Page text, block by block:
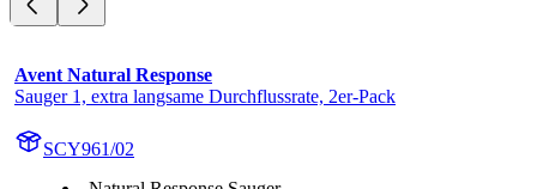
Avent Natural Response
Sauger 1, extra langsame Durchflussrate, 2er-Pack
SCY961/02